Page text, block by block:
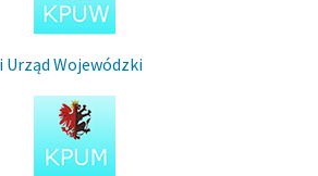
Wojewódzki